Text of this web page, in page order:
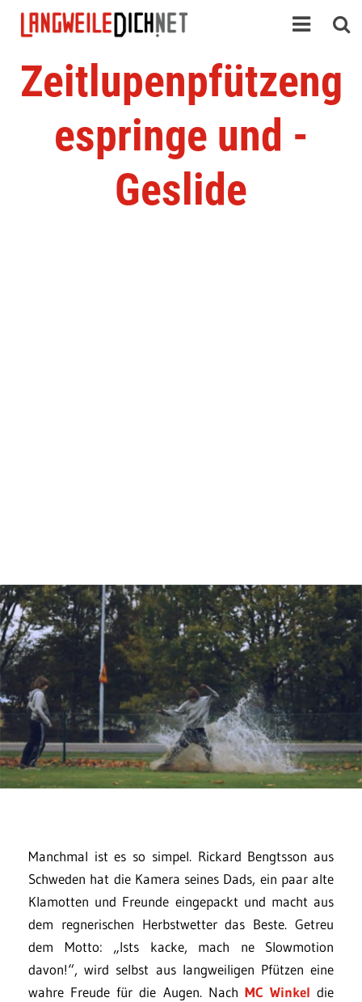
Zeitlupenpfützeng
espringe und -
Geslide
Manchmal ist es so simpel. Rickard Bengtsson aus
Schweden hat die Kamera seines Dads, ein paar alte
Klamotten und Freunde eingepackt und macht aus
dem regnerischen Herbstwetter das Beste. Getreu
dem Motto: „Ists kacke, mach ne Slowmotion
davon!“, wird selbst aus langweiligen Pfützen eine
wahre Freude für die Augen. Nach MC Winkel die